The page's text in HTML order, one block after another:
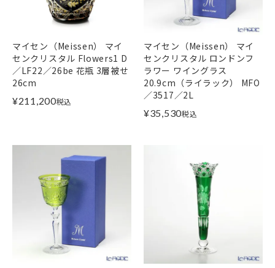
マイセン（Meissen） マイ
センクリスタル Flowers1 D
／LF22／26be 花瓶 3層被せ
26cm
¥211,200税込
マイセン（Meissen） マイ
センクリスタル ロンドンフ
ラワー ワイングラス
20.9cm（ライラック） MFO
／3517／2L
¥35,530税込